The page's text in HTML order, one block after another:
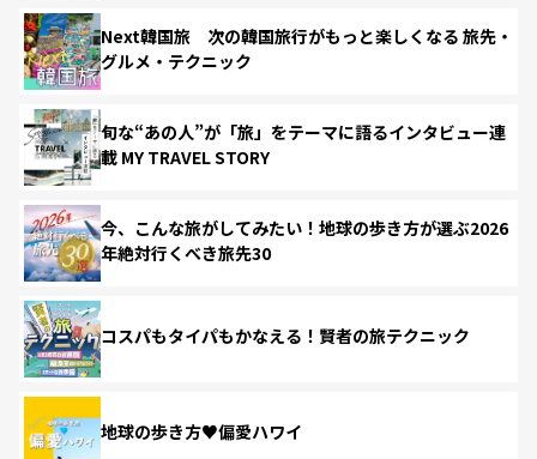
Next韓国旅 次の韓国旅行がもっと楽しくなる 旅先・
グルメ・テクニック
旬な“あの人”が「旅」をテーマに語るインタビュー連
載 MY TRAVEL STORY
今、こんな旅がしてみたい！地球の歩き方が選ぶ2026
年絶対行くべき旅先30
コスパもタイパもかなえる！賢者の旅テクニック
地球の歩き方♥偏愛ハワイ